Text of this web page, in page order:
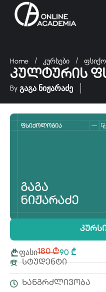
Home კურსები
კულტურის
By გაგა ნიჟარაძე
ფასი180 ₾90 ₾
Სტუდენტი
Ხანგრძლივობა